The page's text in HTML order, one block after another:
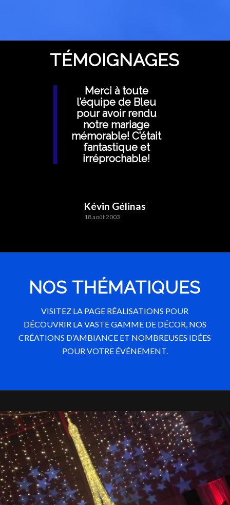
TÉMOIGNAGES
Merci à toute
l’équipe de Bleu
pour avoir rendu
notre mariage
mémorable! C’était
fantastique et
irréprochable!
Kévin Gélinas
18 août 2003
NOS THÉMATIQUES
VISITEZ LA PAGE RÉALISATIONS POUR
DÉCOUVRIR LA VASTE GAMME DE DÉCOR, NOS
CRÉATIONS D’AMBIANCE ET NOMBREUSES IDÉES
POUR VOTRE ÉVÉNEMENT.